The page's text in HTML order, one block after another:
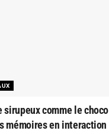
sirupeux comme le
mémoires en interaction